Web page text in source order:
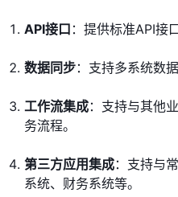
API接口 ：提供标准API接
数据同步：支持多系统数
工作流集成：支持与其他
务流程。
第三方应用集成：支持与
系统、财务系统等。